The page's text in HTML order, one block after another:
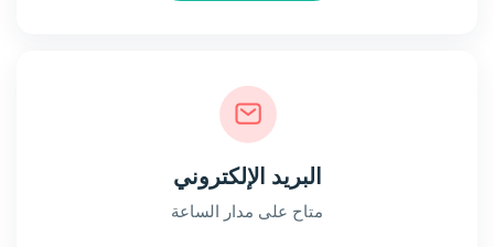
البريد الإلكتروني
متاح على مدار الساعة